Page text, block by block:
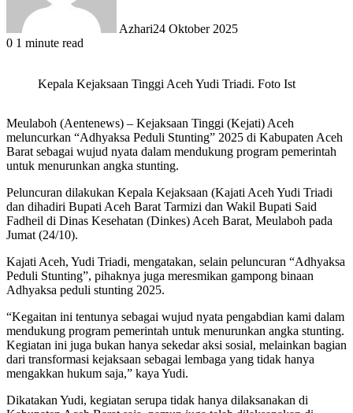
Azhari24 Oktober 2025
0 1 minute read
Kepala Kejaksaan Tinggi Aceh Yudi Triadi. Foto Ist
Meulaboh (Aentenews) – Kejaksaan Tinggi (Kejati) Aceh
meluncurkan “Adhyaksa Peduli Stunting” 2025 di Kabupaten Aceh
Barat sebagai wujud nyata dalam mendukung program pemerintah
untuk menurunkan angka stunting.
Peluncuran dilakukan Kepala Kejaksaan (Kajati Aceh Yudi Triadi
dan dihadiri Bupati Aceh Barat Tarmizi dan Wakil Bupati Said
Fadheil di Dinas Kesehatan (Dinkes) Aceh Barat, Meulaboh pada
Jumat (24/10).
Kajati Aceh, Yudi Triadi, mengatakan, selain peluncuran “Adhyaksa
Peduli Stunting”, pihaknya juga meresmikan gampong binaan
Adhyaksa peduli stunting 2025.
“Kegaitan ini tentunya sebagai wujud nyata pengabdian kami dalam
mendukung program pemerintah untuk menurunkan angka stunting.
Kegiatan ini juga bukan hanya sekedar aksi sosial, melainkan bagian
dari transformasi kejaksaan sebagai lembaga yang tidak hanya
mengakkan hukum saja,” kaya Yudi.
Dikatakan Yudi, kegiatan serupa tidak hanya dilaksanakan di